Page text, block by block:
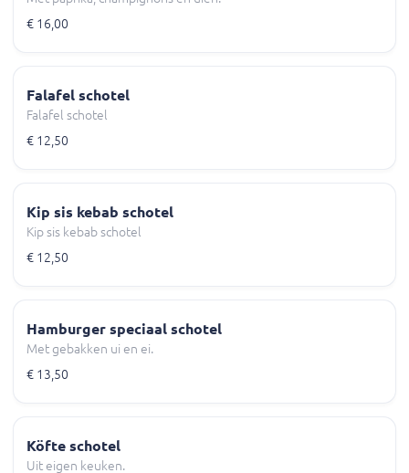
€ 16,00
Falafel schotel
Falafel schotel
€ 12,50
Kip sis kebab schotel
Kip sis kebab schotel
€ 12,50
Hamburger speciaal schotel
Met gebakken ui en ei.
€ 13,50
Köfte schotel
Uit eigen keuken.